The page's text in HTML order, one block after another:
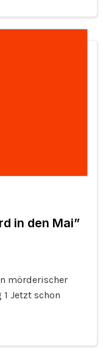
in den Mai”
mörderischer
Jetzt schon